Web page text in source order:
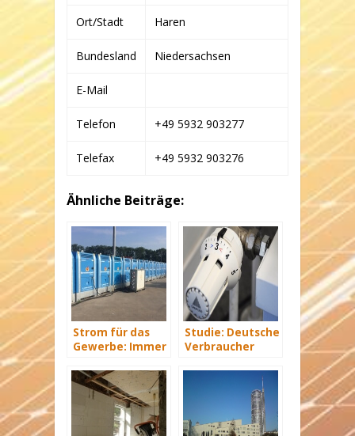
Ort/Stadt Haren
Bundesland Niedersachsen
E-Mail
Telefon +49 5932 903277
Telefax +49 5932 903276
Ähnliche Beiträge:
Strom für das
Gewerbe: Immer
versorgt
Studie: Deutsche
Verbraucher
Hunderte Euro
an Heizkosten